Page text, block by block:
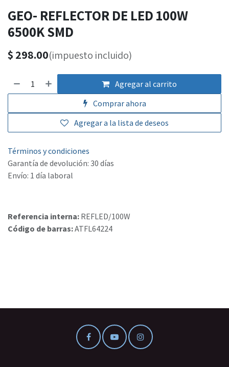
GEO- REFLECTOR DE LED 100W
6500K SMD
$ 298.00(impuesto incluido)
Agregar al carrito
Comprar ahora
Agregar a la lista de deseos
Términos y condiciones
Garantía de devolución: 30 días
Envío: 1 día laboral
Referencia interna: REFLED/100W
Código de barras:ATFL64224